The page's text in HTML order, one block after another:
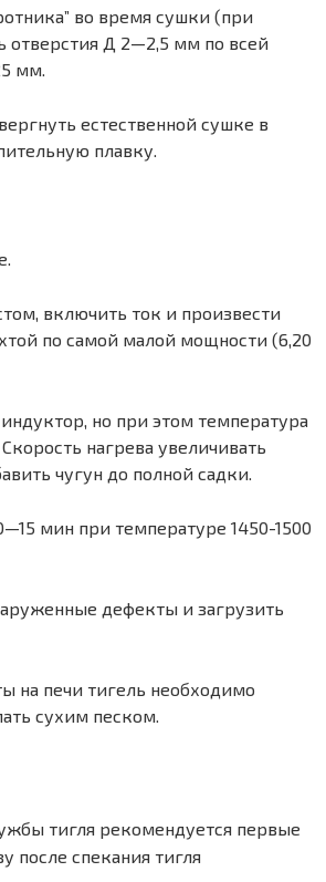
во время сушки (при
отверстия Д 2—2,5 мм по всей
мм.
естественной сушке в
плавку.
включить ток и произвести
по самой малой мощности (6,20
но при этом температура
нагрева увеличивать
чугун до полной садки.
мин при температуре 1450-1500
дефекты и загрузить
на печи тигель необходимо
сухим песком.
тигля рекомендуется первые
после спекания тигля